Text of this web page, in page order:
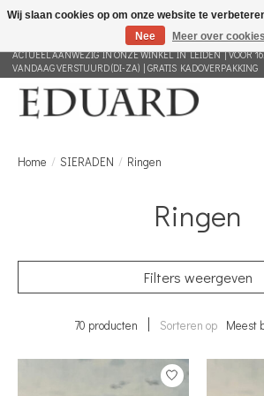
GRATIS VERZENDING NEDERLAND VANAF 100 EURO |
ACTUEEL AANWEZIG IN ONZE WINKEL IN LEIDEN | VOOR
VANDAAG VERSTUURD (DI-ZA) | GRATIS KADOVERPAKKING
Home / SIERADEN / Ringen
Ringen
Filters weergeven
70 producten Sorteren op Meest
Wij slaan cookies op om onze website te
Nee
Meer over